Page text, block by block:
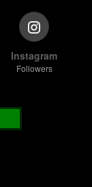
Instagram
Followers